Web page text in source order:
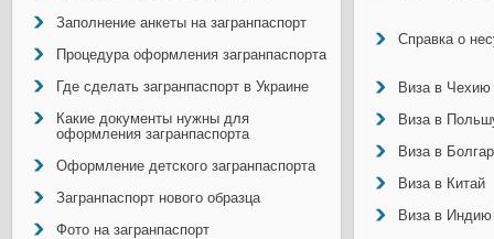
Заполнение анкеты на загранпаспорт
Процедура оформления загранпаспорта
Где сделать загранпаспорт в Украине
Какие документы нужны для
оформления загранпаспорта
Оформление детского загранпаспорта
Загранпаспорт нового образца
Фото на загранпаспорт
Справка о
Виза в Чехию
Виза в
Виза в
Виза в Китай
Виза в Индию